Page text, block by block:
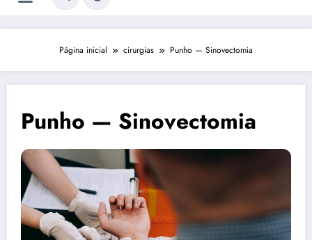
Página inicial cirurgias Punho — Sinovectomia
Punho — Sinovectomia